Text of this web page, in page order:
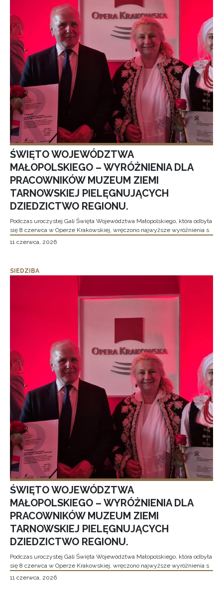
ŚWIĘTO WOJEWÓDZTWA
MAŁOPOLSKIEGO – WYRÓŻNIENIA DLA
PRACOWNIKÓW MUZEUM ZIEMI
TARNOWSKIEJ PIELĘGNUJĄCYCH
DZIEDZICTWO REGIONU.
Podczas uroczystej Gali Święta Województwa Małopolskiego, która odbyła
się 8 czerwca w Operze Krakowskiej, wręczono najwyższe wyróżnienia s
11 czerwca, 2026
SIEDZIBA
ŚWIĘTO WOJEWÓDZTWA
MAŁOPOLSKIEGO – WYRÓŻNIENIA DLA
PRACOWNIKÓW MUZEUM ZIEMI
TARNOWSKIEJ PIELĘGNUJĄCYCH
DZIEDZICTWO REGIONU.
Podczas uroczystej Gali Święta Województwa Małopolskiego, która odbyła
się 8 czerwca w Operze Krakowskiej, wręczono najwyższe wyróżnienia s
11 czerwca, 2026